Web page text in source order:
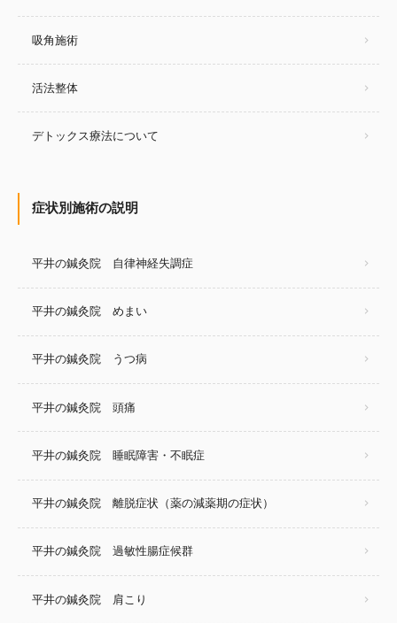
吸角施術
活法整体
デトックス療法について
症状別施術の説明
平井の鍼灸院 自律神経失調症
平井の鍼灸院 めまい
平井の鍼灸院 うつ病
平井の鍼灸院 頭痛
平井の鍼灸院 睡眠障害・不眠症
平井の鍼灸院 離脱症状（薬の減薬期の症状）
平井の鍼灸院 過敏性腸症候群
平井の鍼灸院 肩こり